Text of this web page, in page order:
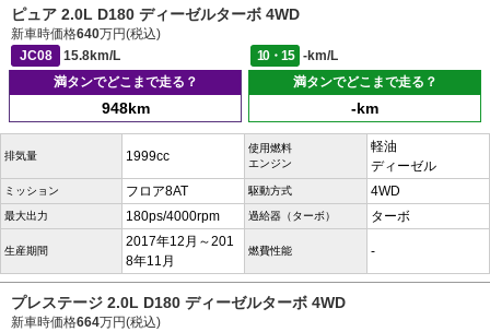
ピュア 2.0L D180 ディーゼルターボ 4WD
新車時価格640万円(税込)
JC08
15.8km/L 10・15
-km/L
満タンでどこまで走る？
948km
満タンでどこまで走る？
-km
排気量 1999cc
使用燃料
エンジン
軽油
ディーゼル
ミッション フロア8AT 駆動方式 4WD
最大出力 180ps/4000rpm 過給器（ターボ） ターボ
生産期間
2017年12月～201
8年11月
燃費性能 -
プレステージ 2.0L D180 ディーゼルターボ 4WD
新車時価格664万円(税込)